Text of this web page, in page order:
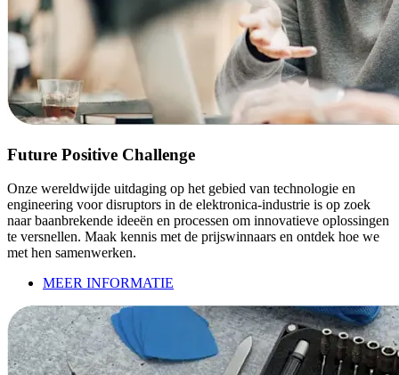
Future Positive Challenge
Onze wereldwijde uitdaging op het gebied van technologie en
engineering voor disruptors in de elektronica-industrie is op zoek
naar baanbrekende ideeën en processen om innovatieve oplossingen
te versnellen. Maak kennis met de prijswinnaars en ontdek hoe we
met hen samenwerken.
MEER INFORMATIE